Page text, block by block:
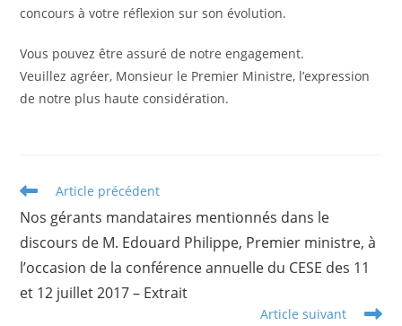
concours à votre réflexion sur son évolution.
Vous pouvez être assuré de notre engagement.
Veuillez agréer, Monsieur le Premier Ministre, l’expression
de notre plus haute considération.
Article précédent
Nos gérants mandataires mentionnés dans le
discours de M. Edouard Philippe, Premier ministre, à
l’occasion de la conférence annuelle du CESE des 11
et 12 juillet 2017 – Extrait
Article suivant